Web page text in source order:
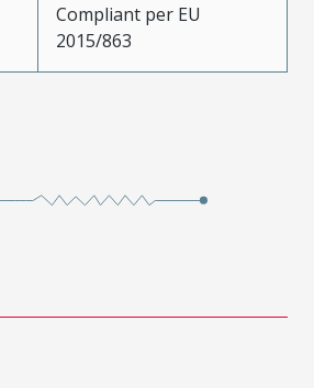
Compliant per EU
2015/863